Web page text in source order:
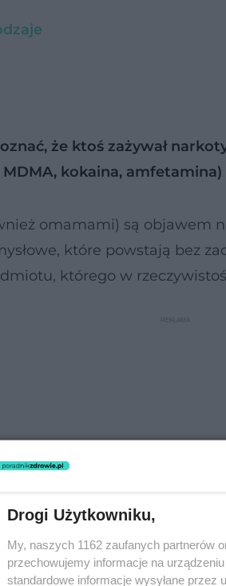
że ktoś zażywał
MDMA, kokaina, amfetamina)
omamami) są objawem
które powstają bez
którego w
odczuwanych
Drogi Użytkowniku,
My, naszych 1162 zaufanych partnerów
przechowujemy informacje na
standardowe informacje wysyłane przez